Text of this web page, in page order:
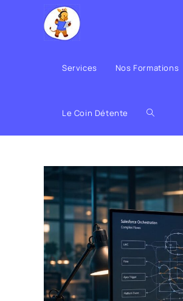
Services Nos Formations
Le Coin Détente